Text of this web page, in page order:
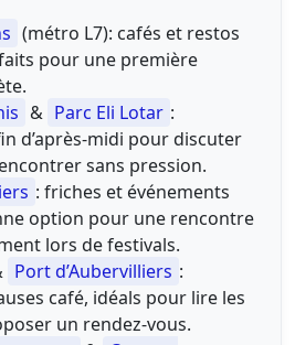
(métro L7): cafés et restos
pour une première
& Parc Eli Lotar :
d’après-midi pour discuter
sans pression.
: friches et événements
option pour une rencontre
lors de festivals.
Port d’Aubervilliers :
café, idéals pour lire les
un rendez-vous.